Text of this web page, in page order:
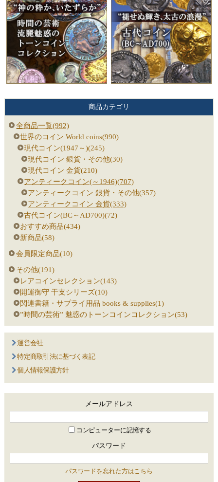
商品カテゴリ
全商品一覧(992)
世界のコイン World coins(990)
現代コイン(1947～)(245)
現代コイン 銀貨・その他(30)
現代コイン 金貨(210)
アンティークコイン(～1946)(707)
アンティークコイン 銀貨・その他(357)
アンティークコイン 金貨(333)
古代コイン(BC～AD700)(72)
おすすめ商品(434)
新商品(58)
会員限定商品(10)
その他(191)
レアコインセレクション(143)
開運御守 干支シリーズ(10)
関連書籍・サプライ用品 books & supplies(1)
”時間の芸術” 魅惑のトーンコインコレクション(53)
運営会社
特定商取引法に基づく表記
個人情報保護方針
メールアドレス
コンピューターに記憶する
パスワード
パスワードを忘れた方はこちら